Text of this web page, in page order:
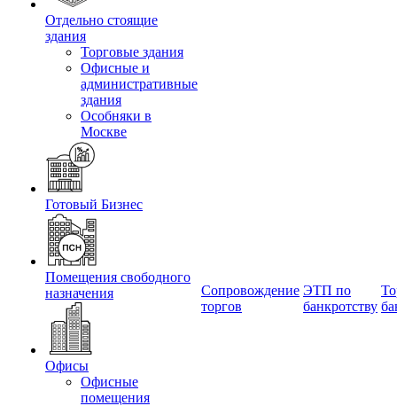
Отдельно стоящие
здания
Торговые здания
Офисные и
административные
здания
Особняки в
Москве
Готовый Бизнес
Помещения свободного
назначения
Офисы
Офисные
помещения
Сопровождение
торгов
ЭТП по
банкротству